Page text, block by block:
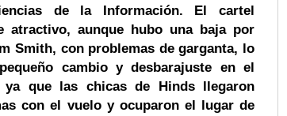
de la Información. El cartel
atractivo, aunque hubo una baja por
Smith, con problemas de garganta, lo
cambio y desbarajuste en el
ya que las chicas de Hinds llegaron
con el vuelo y ocuparon el lugar de